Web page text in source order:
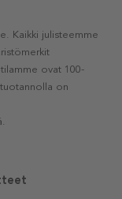
Kaikki julisteemme
ovat 100-
on